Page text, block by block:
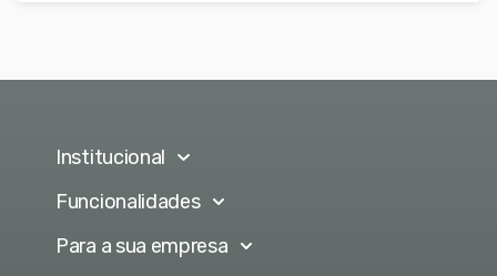
Institucional
Funcionalidades
Para a sua empresa